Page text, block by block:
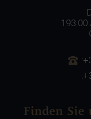
193 00
Finden Sie